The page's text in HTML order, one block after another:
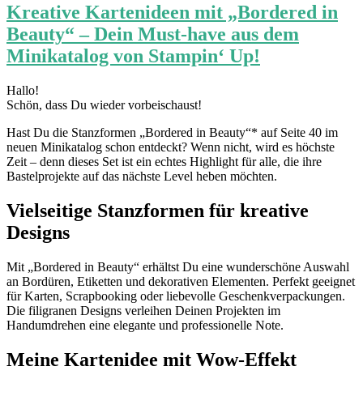
Kreative Kartenideen mit „Bordered in
Beauty“ – Dein Must-have aus dem
Minikatalog von Stampin‘ Up!
Hallo!
Schön, dass Du wieder vorbeischaust!
Hast Du die Stanzformen „Bordered in Beauty“* auf Seite 40 im
neuen Minikatalog schon entdeckt? Wenn nicht, wird es höchste
Zeit – denn dieses Set ist ein echtes Highlight für alle, die ihre
Bastelprojekte auf das nächste Level heben möchten.
Vielseitige Stanzformen für kreative
Designs
Mit „Bordered in Beauty“ erhältst Du eine wunderschöne Auswahl
an Bordüren, Etiketten und dekorativen Elementen. Perfekt geeignet
für Karten, Scrapbooking oder liebevolle Geschenkverpackungen.
Die filigranen Designs verleihen Deinen Projekten im
Handumdrehen eine elegante und professionelle Note.
Meine Kartenidee mit Wow-Effekt